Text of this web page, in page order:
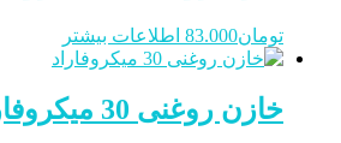
تومان83.000 اطلاعات بیشتر
خازن روغنی 30 میکروفاراد